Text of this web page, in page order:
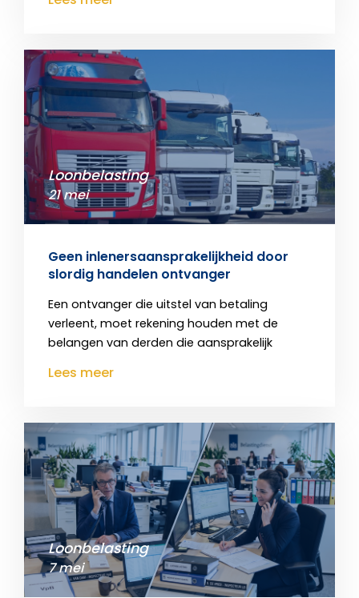
Loonbelasting
21 mei
Geen inlenersaansprakelijkheid door
slordig handelen ontvanger
Een ontvanger die uitstel van betaling
verleent, moet rekening houden met de
belangen van derden die aansprakelijk
Lees meer
Loonbelasting
7 mei